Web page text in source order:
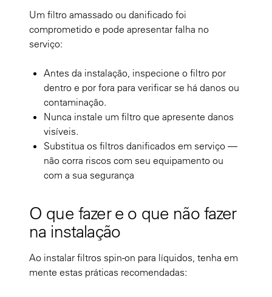
Um filtro amassado ou danificado foi
comprometido e pode apresentar falha no
serviço:
Antes da instalação, inspecione o filtro por
dentro e por fora para verificar se há danos ou
contaminação.
Nunca instale um filtro que apresente danos
visíveis.
Substitua os filtros danificados em serviço —
não corra riscos com seu equipamento ou
com a sua segurança
O que fazer e o que não fazer
na instalação
Ao instalar filtros spin-on para líquidos, tenha em
mente estas práticas recomendadas: